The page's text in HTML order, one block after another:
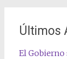
Últimos
El